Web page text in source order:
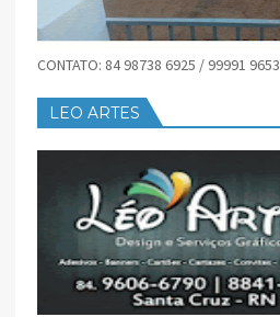
CONTATO: 84 98738 6925 / 99991 9653
LEO ARTES